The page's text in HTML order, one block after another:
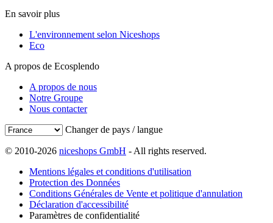
En savoir plus
L'environnement selon Niceshops
Eco
A propos de Ecosplendo
A propos de nous
Notre Groupe
Nous contacter
Changer de pays / langue
© 2010-2026 niceshops GmbH - All rights reserved.
Mentions légales et conditions d'utilisation
Protection des Données
Conditions Générales de Vente et politique d'annulation
Déclaration d'accessibilité
Paramètres de confidentialité